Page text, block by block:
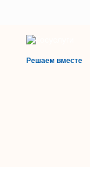
Решаем вместе